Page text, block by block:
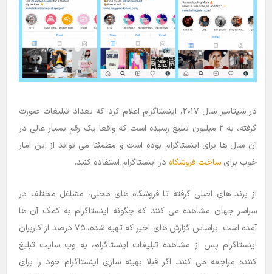
در سپتامبر سال ۲۰۱۷، اینستاگرام اعلام کرد که تعداد تبلیغات صورت
گرفته، به ۲ میلیون تبلیغ رسیده است که واقعا یک رقم بسیار عالی در
آن سال ها برای اینستاگرام بوده است و مطمئنا می تواند از این آمار
خوب برای ساخت فروشگاه در اینستاگرام استفاده کنید.
از برند های اصلی گرفته تا فروشگاه های محلی، مشاغل مختلف در
سراسر جهان مشاهده می کنند که چگونه اینستاگرام به کمک آن ها
آمده است. براساس گزارش های اخیر که تهیه شده، ۷۵ درصد از کاربران
اینستاگرام پس از مشاهده تبلیغات اینستاگرام، به وب سایت تبلیغ
کننده مراجعه می کنند. اگر قبلا بهینه سازی اینستاگرام خود را برای